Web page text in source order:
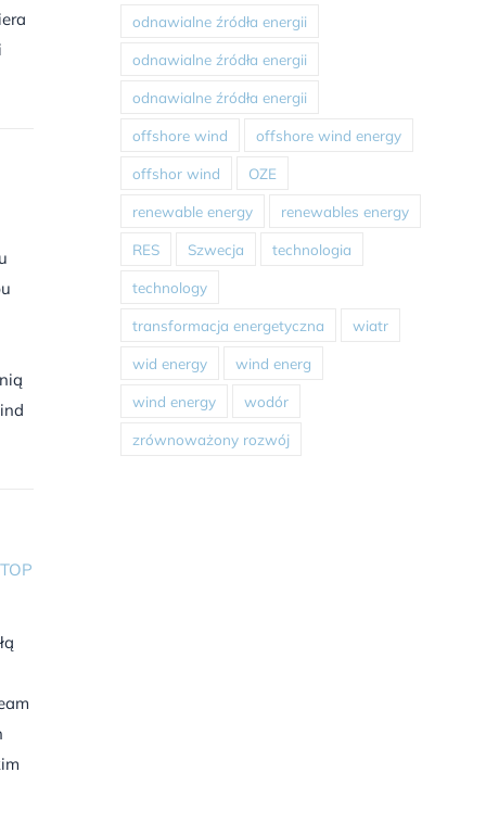
TOP
odnawialne źródła energii
odnawialne źródła energii
odnawialne źródła energii
offshore wind offshore wind energy
offshor wind OZE
renewable energy renewables energy
RES Szwecja technologia
technology
transformacja energetyczna wiatr
wid energy wind energ
wind energy wodór
zrównoważony rozwój